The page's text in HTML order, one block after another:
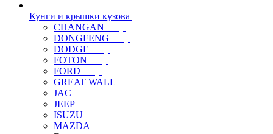
Кунги и крышки кузова
CHANGAN
DONGFENG
DODGE
FOTON
FORD
GREAT WALL
JAC
JEEP
ISUZU
MAZDA